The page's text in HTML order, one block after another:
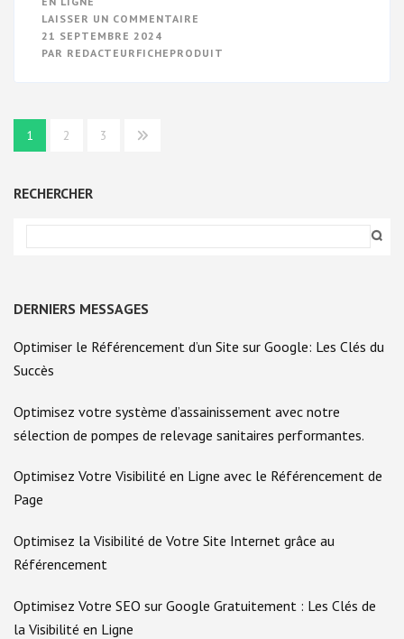
LAISSER UN COMMENTAIRE
DU
21 SEPTEMBRE 2024
PAR REDACTEURFICHEPRODUIT
Navigation
des
articles
1 2 3
RECHERCHER
DERNIERS MESSAGES
Optimiser le Référencement d’un Site sur Google: Les Clés du
Succès
Optimisez votre système d’assainissement avec notre
sélection de pompes de relevage sanitaires performantes.
Optimisez Votre Visibilité en Ligne avec le Référencement de
Page
Optimisez la Visibilité de Votre Site Internet grâce au
Référencement
Optimisez Votre SEO sur Google Gratuitement : Les Clés de
la Visibilité en Ligne